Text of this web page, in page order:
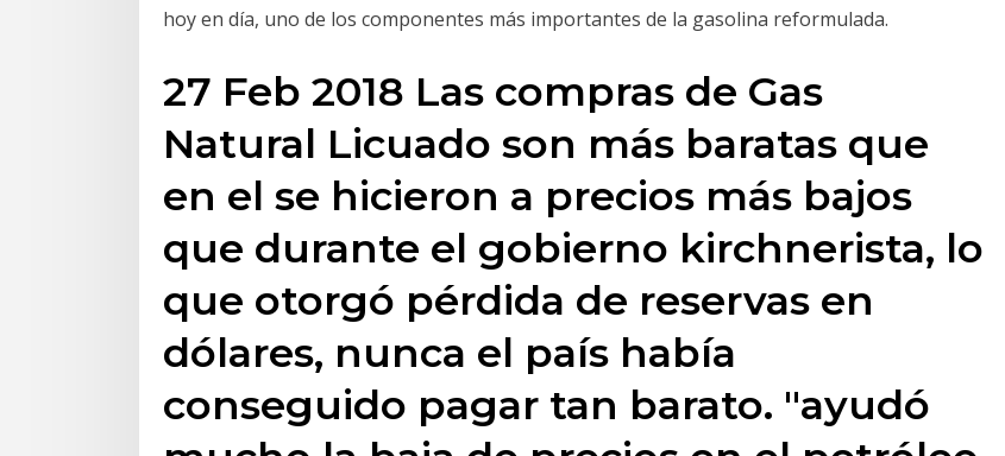
hoy en día, uno de los componentes más importantes de la gasolina reformulada.
27 Feb 2018 Las compras de Gas
Natural Licuado son más baratas que
en el se hicieron a precios más bajos
que durante el gobierno kirchnerista, lo
que otorgó pérdida de reservas en
dólares, nunca el país había
conseguido pagar tan barato. "ayudó